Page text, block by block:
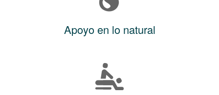
Apoyo en lo natural